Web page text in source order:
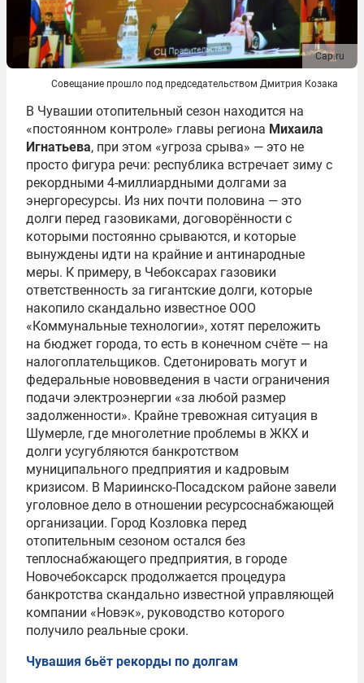
Cap.ru
Совещание прошло под председательством Дмитрия Козака
В Чувашии отопительный сезон находится на
«постоянном контроле» главы региона Михаила
Игнатьева, при этом «угроза срыва» — это не
просто фигура речи: республика встречает зиму с
рекордными 4-миллиардными долгами за
энергоресурсы. Из них почти половина — это
долги перед газовиками, договорённости с
которыми постоянно срываются, и которые
вынуждены идти на крайние и антинародные
меры. К примеру, в Чебоксарах газовики
ответственность за гигантские долги, которые
накопило скандально известное ООО
«Коммунальные технологии», хотят переложить
на бюджет города, то есть в конечном счёте — на
налогоплательщиков. Сдетонировать могут и
федеральные нововведения в части ограничения
подачи электроэнергии «за любой размер
задолженности». Крайне тревожная ситуация в
Шумерле, где многолетние проблемы в ЖКХ и
долги усугубляются банкротством
муниципального предприятия и кадровым
кризисом. В Мариинско-Посадском районе завели
уголовное дело в отношении ресурсоснабжающей
организации. Город Козловка перед
отопительным сезоном остался без
теплоснабжающего предприятия, в городе
Новочебоксарск продолжается процедура
банкротства скандально известной управляющей
компании «Новэк», руководство которого
получило реальные сроки.
Чувашия бьёт рекорды по долгам